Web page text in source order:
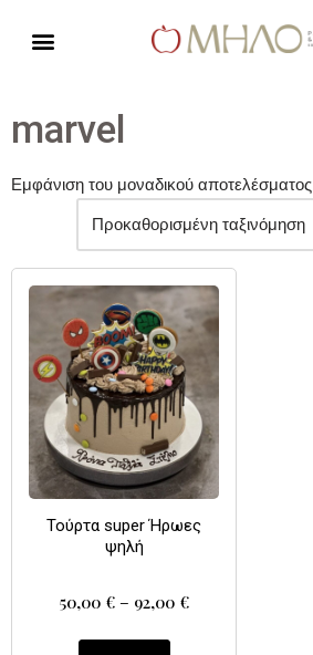
marvel
Εμφάνιση του μοναδικού αποτελέσματος
Τούρτα super Ήρωες
ψηλή
50,00 €– 92,00 €